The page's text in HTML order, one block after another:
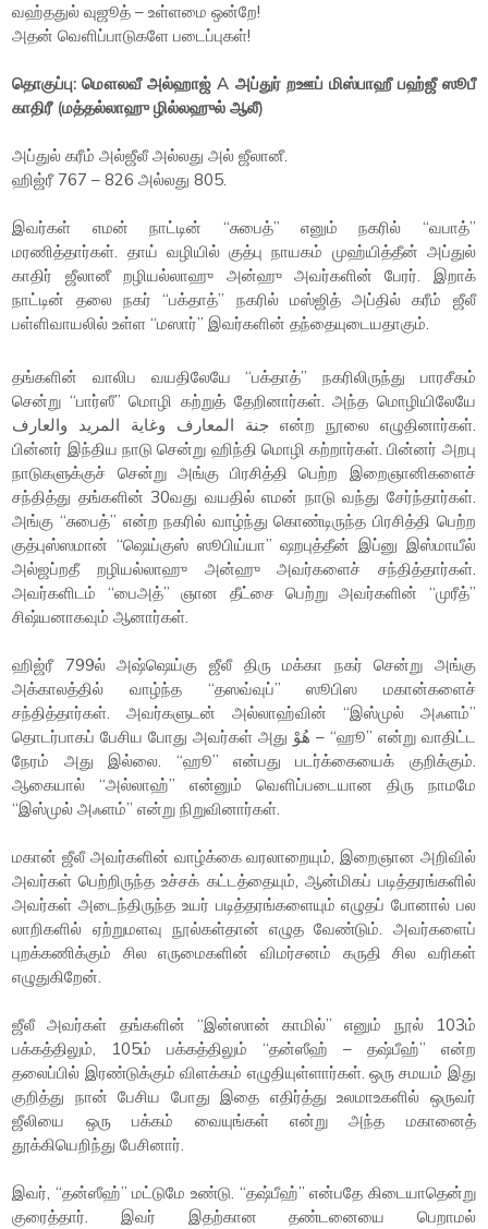
வஹ்ததுல் வுஜூத் – உள்ளமை ஒன்றே!
அதன் வெளிப்பாடுகளே படைப்புகள்!
தொகுப்பு: மௌலவீ அல்ஹாஜ் A அப்துர் றஊப் மிஸ்பாஹீ பஹ்ஜீ ஸூபீ
காதிரீ (மத்தல்லாஹு ழில்லஹுல் ஆலீ)
அப்துல் கரீம் அல்ஜீலீ அல்லது அல் ஜீலானீ.
ஹிஜ்ரீ 767 – 826 அல்லது 805.
இவர்கள் எமன் நாட்டின் “சுபைத்” எனும் நகரில் “வபாத்”
மரணித்தார்கள். தாய் வழியில் குத்பு நாயகம் முஹ்யித்தீன் அப்துல்
காதிர் ஜீலானீ றழியல்லாஹு அன்ஹு அவர்களின் பேரர். இறாக்
நாட்டின் தலை நகர் “பக்தாத்” நகரில் மஸ்ஜித் அப்தில் கரீம் ஜீலீ
பள்ளிவாயலில் உள்ள “மஸார்” இவர்களின் தந்தையுடையதாகும்.
தங்களின் வாலிப வயதிலேயே “பக்தாத்” நகரிலிருந்து பாரசீகம்
சென்று “பார்ஸீ” மொழி கற்றுத் தேறினார்கள். அந்த மொழியிலேயே
جنة المعارف وغاية المريد والعارف என்ற நூலை எழுதினார்கள்.
பின்னர் இந்திய நாடு சென்று ஹிந்தி மொழி கற்றார்கள். பின்னர் அறபு
நாடுகளுக்குச் சென்று அங்கு பிரசித்தி பெற்ற இறைஞானிகளைச்
சந்தித்து தங்களின் 30வது வயதில் எமன் நாடு வந்து சேர்ந்தார்கள்.
அங்கு “சுபைத்” என்ற நகரில் வாழ்ந்து கொண்டிருந்த பிரசித்தி பெற்ற
குத்புஸ்ஸமான் “ஷெய்குஸ் ஸூபிய்யா” ஷறபுத்தீன் இப்னு இஸ்மாயீல்
அல்ஜப்றதீ றழியல்லாஹு அன்ஹு அவர்களைச் சந்தித்தார்கள்.
அவர்களிடம் “பைஅத்” ஞான தீட்சை பெற்று அவர்களின் “முரீத்”
சிஷ்யனாகவும் ஆனார்கள்.
ஹிஜ்ரீ 799ல் அஷ்ஷெய்கு ஜீலீ திரு மக்கா நகர் சென்று அங்கு
அக்காலத்தில் வாழ்ந்த “தஸவ்வுப்” ஸூபிஸ மகான்களைச்
சந்தித்தார்கள். அவர்களுடன் அல்லாஹ்வின் “இஸ்முல் அஃளம்”
தொடர்பாகப் பேசிய போது அவர்கள் அது هُوْ – “ஹூ” என்று வாதிட்ட
நேரம் அது இல்லை. “ஹூ” என்பது படர்க்கையைக் குறிக்கும்.
ஆகையால் “அல்லாஹ்” என்னும் வெளிப்படையான திரு நாமமே
“இஸ்முல் அஃளம்” என்று நிறுவினார்கள்.
மகான் ஜீலீ அவர்களின் வாழ்க்கை வரலாறையும், இறைஞான அறிவில்
அவர்கள் பெற்றிருந்த உச்சக் கட்டத்தையும், ஆன்மிகப் படித்தரங்களில்
அவர்கள் அடைந்திருந்த உயர் படித்தரங்களையும் எழுதப் போனால் பல
லாறிகளில் ஏற்றுமளவு நூல்கள்தான் எழுத வேண்டும். அவர்களைப்
புறக்கணிக்கும் சில எருமைகளின் விமர்சனம் கருதி சில வரிகள்
எழுதுகிறேன்.
ஜீலீ அவர்கள் தங்களின் “இன்ஸான் காமில்” எனும் நூல் 103ம்
பக்கத்திலும், 105ம் பக்கத்திலும் “தன்ஸீஹ் – தஷ்பீஹ்” என்ற
தலைப்பில் இரண்டுக்கும் விளக்கம் எழுதியுள்ளார்கள். ஒரு சமயம் இது
குறித்து நான் பேசிய போது இதை எதிர்த்து உலமாஉகளில் ஒருவர்
ஜீலியை ஒரு பக்கம் வையுங்கள் என்று அந்த மகானைத்
தூக்கியெறிந்து பேசினார்.
இவர், “தன்ஸீஹ்” மட்டுமே உண்டு. “தஷ்பீஹ்” என்பதே கிடையாதென்று
குரைத்தார். இவர் இதற்கான தண்டனையை பெறாமல்